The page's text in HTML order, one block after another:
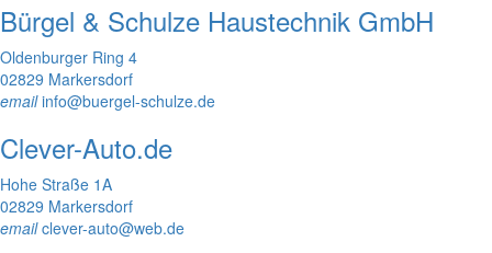
Bürgel & Schulze Haustechnik GmbH
Oldenburger Ring 4
02829 Markersdorf
emailinfo@buergel-schulze.de
Clever-Auto.de
Hohe Straße 1A
02829 Markersdorf
emailclever-auto@web.de